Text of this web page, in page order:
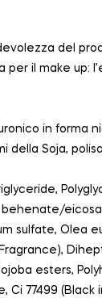
del
il make up:
in forma
della Soja,
behenate/
sulfate, Olea
esters,
77499